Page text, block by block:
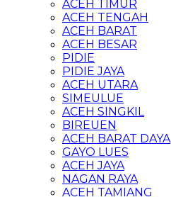
ACEH TIMUR
ACEH TENGAH
ACEH BARAT
ACEH BESAR
PIDIE
PIDIE JAYA
ACEH UTARA
SIMEULUE
ACEH SINGKIL
BIREUEN
ACEH BARAT DAYA
GAYO LUES
ACEH JAYA
NAGAN RAYA
ACEH TAMIANG